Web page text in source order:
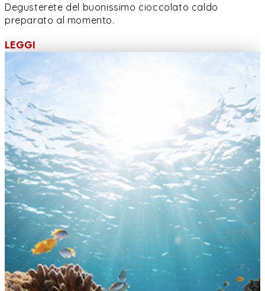
Degusterete del buonissimo cioccolato caldo
preparato al momento.
LEGGI